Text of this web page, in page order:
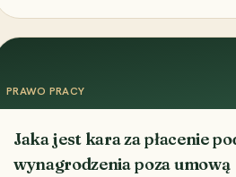
PRAWO PRACY
Jaka jest kara za płacenie
wynagrodzenia poza umową